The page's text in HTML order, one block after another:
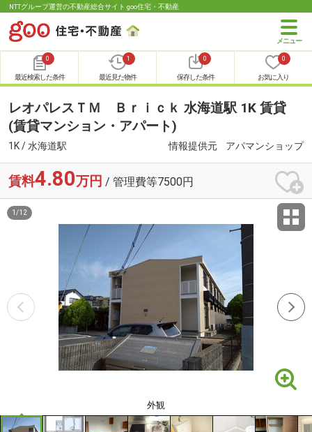
NTTグループ運営の不動産総合サイト goo住宅・不動産
0
最近検索した条件
1
最近見た物件
0
保存した条件
0
お気に入り
レオパレスＴＭ Ｂｒｉｃｋ 水海道駅 1K 賃貸
(賃貸マンション・アパート)
1K / 水海道駅 情報提供元 アパマンショップ
賃料4.80万円 / 管理費等7500円
外観
1 /12